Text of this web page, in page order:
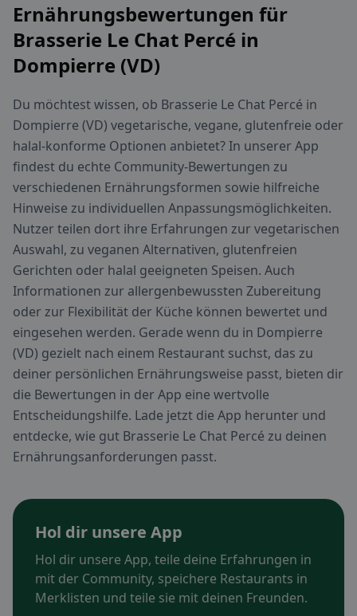
Ernährungsbewertungen für
Brasserie Le Chat Percé in
Dompierre (VD)
Du möchtest wissen, ob Brasserie Le Chat Percé in
Dompierre (VD) vegetarische, vegane, glutenfreie oder
halal-konforme Optionen anbietet? In unserer App
findest du echte Community-Bewertungen zu
verschiedenen Ernährungsformen sowie hilfreiche
Hinweise zu individuellen Anpassungsmöglichkeiten.
Nutzer teilen dort ihre Erfahrungen zur vegetarischen
Auswahl, zu veganen Alternativen, glutenfreien
Gerichten oder halal geeigneten Speisen. Auch
Informationen zur allergenbewussten Zubereitung
oder zur Flexibilität der Küche können bewertet und
eingesehen werden. Gerade wenn du in Dompierre
(VD) gezielt nach einem Restaurant suchst, das zu
deiner persönlichen Ernährungsweise passt, bieten dir
die Bewertungen in der App eine wertvolle
Entscheidungshilfe. Lade jetzt die App herunter und
entdecke, wie gut Brasserie Le Chat Percé zu deinen
Ernährungsanforderungen passt.
Hol dir unsere App
Hol dir unsere App, teile deine Erfahrungen in
mit der Community, speichere Restaurants in
Merklisten und teile sie mit deinen Freunden.